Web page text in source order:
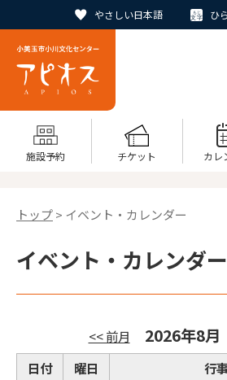
やさしい日本語 ひ
施設予約 チケット カレ
トップ> イベント・カレンダー
イベント・カレンダー
<< 前月 2026年8月
日付
曜日
行